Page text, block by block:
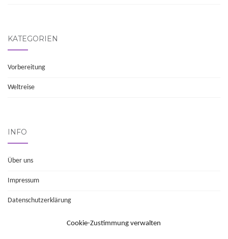
Cookie-Zustimmung verwalten
KATEGORIEN
Vorbereitung
Weltreise
INFO
Über uns
Impressum
Datenschutz­erklärung
Cookie-Richtlinie (EU)